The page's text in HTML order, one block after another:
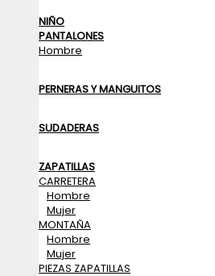
NIÑO
PANTALONES
Hombre
PERNERAS Y MANGUITOS
SUDADERAS
ZAPATILLAS
CARRETERA
Hombre
Mujer
MONTAÑA
Hombre
Mujer
PIEZAS ZAPATILLAS